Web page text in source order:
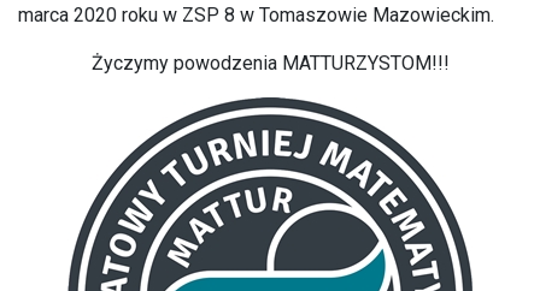
marca 2020 roku w ZSP 8 w Tomaszowie Mazowieckim.
Życzymy powodzenia MATTURZYSTOM!!!